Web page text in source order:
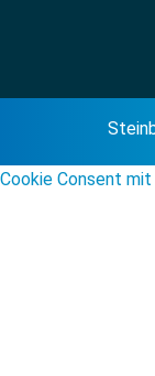
Cookie Consent mit